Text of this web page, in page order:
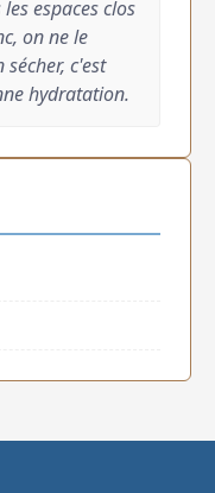
espaces clos
on ne le
c'est
hydratation.